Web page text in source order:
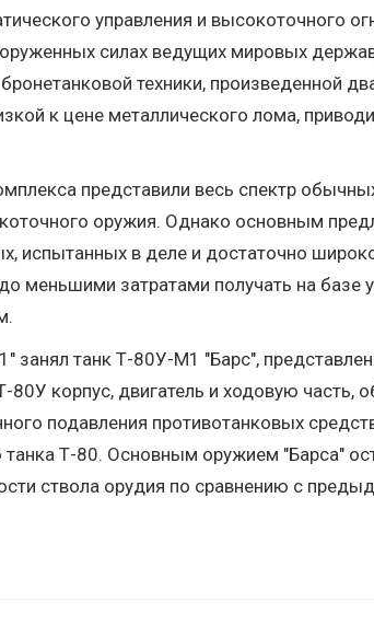
управления и высокоточного
силах ведущих мировых
техники, произведенной
к цене металлического лома,
представили весь спектр
оружия. Однако основным
испытанных в деле и достаточно
меньшими затратами получать на
занял танк Т-80У-М1 "Барс",
корпус, двигатель и ходовую часть,
подавления противотанковых
Т-80. Основным оружием "Барса"
ствола орудия по сравнению с